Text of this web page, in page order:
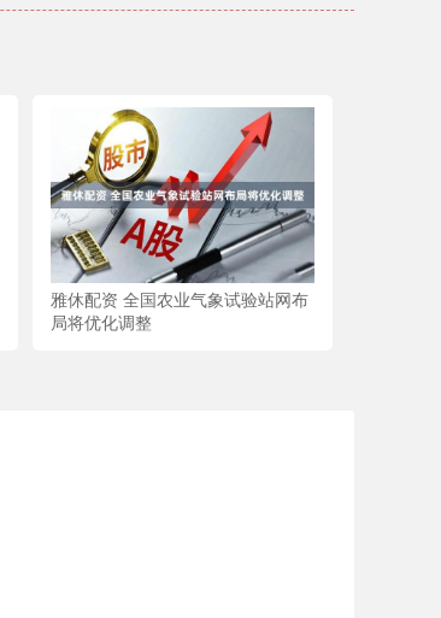
雅休配资 全国农业气象试验站网布
局将优化调整